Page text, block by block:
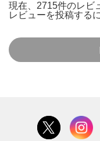
現在、2715件のレビ
レビューを投稿する